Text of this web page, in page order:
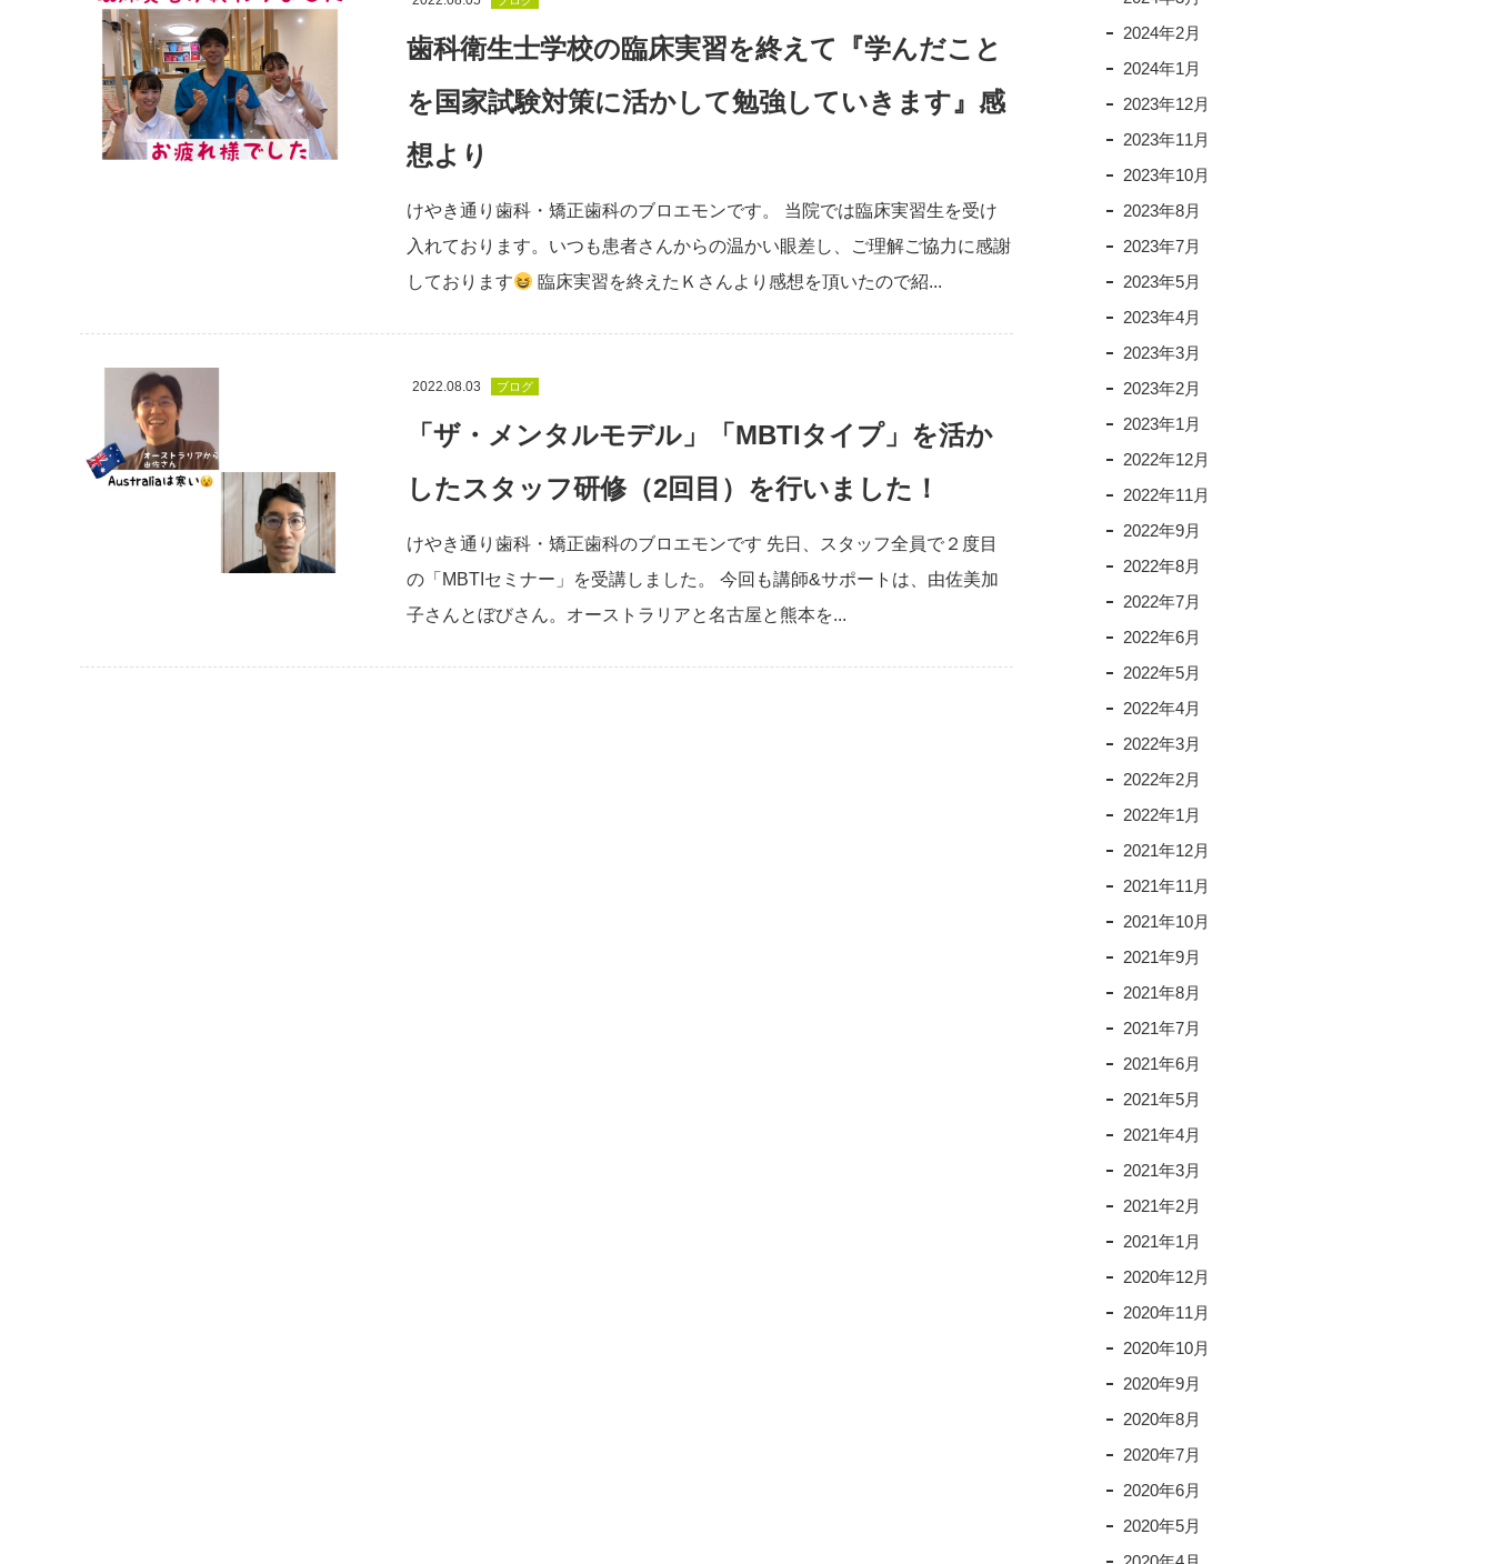
歯科衛生士学校の臨床実習を終えて『学んだこと
を国家試験対策に活かして勉強していきます』感
想より
けやき通り歯科・矯正歯科のブロエモンです。 当院では臨床実習生を受け
入れております。いつも患者さんからの温かい眼差し、ご理解ご協力に感謝
しております
臨床実習を終えたＫさんより感想を頂いたので紹...
2022.08.03 ブログ
「ザ・メンタルモデル」「MBTIタイプ」を活か
したスタッフ研修（2回目）を行いました！
けやき通り歯科・矯正歯科のブロエモンです 先日、スタッフ全員で２度目
の「MBTIセミナー」を受講しました。 今回も講師&サポートは、由佐美加
子さんとぼびさん。オーストラリアと名古屋と熊本を...
2024年2月
2024年1月
2023年12月
2023年11月
2023年10月
2023年8月
2023年7月
2023年5月
2023年4月
2023年3月
2023年2月
2023年1月
2022年12月
2022年11月
2022年9月
2022年8月
2022年7月
2022年6月
2022年5月
2022年4月
2022年3月
2022年2月
2022年1月
2021年12月
2021年11月
2021年10月
2021年9月
2021年8月
2021年7月
2021年6月
2021年5月
2021年4月
2021年3月
2021年2月
2021年1月
2020年12月
2020年11月
2020年10月
2020年9月
2020年8月
2020年7月
2020年6月
2020年5月